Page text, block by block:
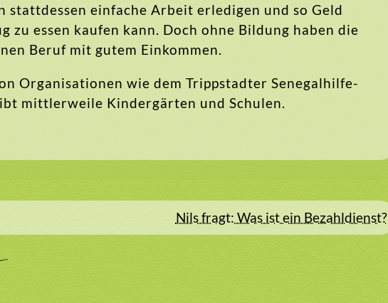
stattdessen einfache Arbeit erledigen und so Geld
zu essen kaufen kann. Doch ohne Bildung haben die
Beruf mit gutem Einkommen.
Organisationen wie dem Trippstadter Senegalhilfe-
mittlerweile Kindergärten und Schulen.
Nils fragt: Was ist ein Bezahldienst?